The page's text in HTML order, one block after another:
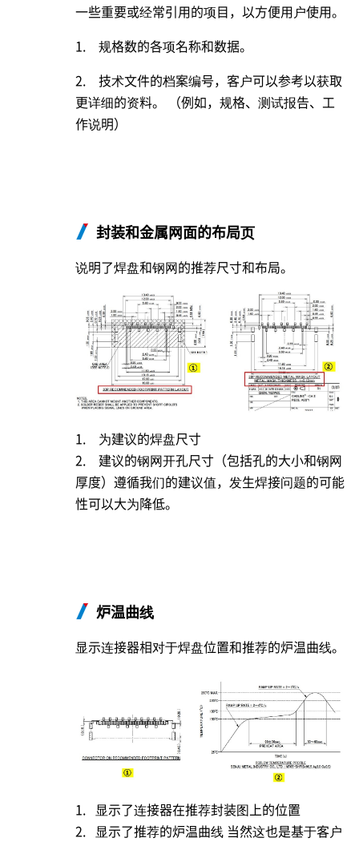
一些重要或经常引用的项目，以方便用户使用。
1. 规格数的各项名称和数据。
2. 技术文件的档案编号，客户可以参考以获取
更详细的资料。 （例如，规格、测试报告、工
作说明）
封装和金属网面的布局页
说明了焊盘和钢网的推荐尺寸和布局。
1. 为建议的焊盘尺寸
2. 建议的钢网开孔尺寸（包括孔的大小和钢网
厚度）遵循我们的建议值，发生焊接问题的可能
性可以大为降低。
炉温曲线
显示连接器相对于焊盘位置和推荐的炉温曲线。
1. 显示了连接器在推荐封装图上的位置
2. 显示了推荐的炉温曲线 当然这也是基于客户